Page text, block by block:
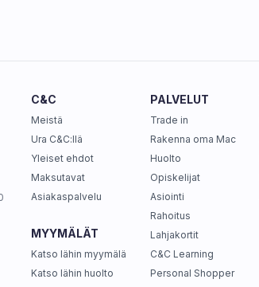
C&C
Meistä
Ura C&C:llä
Yleiset ehdot
Maksutavat
Asiakaspalvelu
MYYMÄLÄT
Katso lähin myymälä
Katso lähin huolto
PALVELUT
Trade in
Rakenna oma Mac
Huolto
Opiskelijat
Asiointi
Rahoitus
Lahjakortit
C&C Learning
Personal Shopper